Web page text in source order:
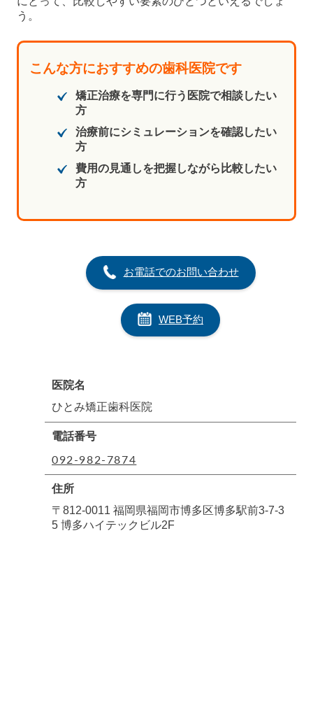
う。
こんな方におすすめの歯科医院です
矯正治療を専門に行う医院で相談したい
方
治療前にシミュレーションを確認したい
方
費用の見通しを把握しながら比較したい
方
お電話でのお問い合わせ
WEB予約
医院名
ひとみ矯正歯科医院
電話番号
092-982-7874
住所
〒812-0011 福岡県福岡市博多区博多駅前3-7-3
5 博多ハイテックビル2F